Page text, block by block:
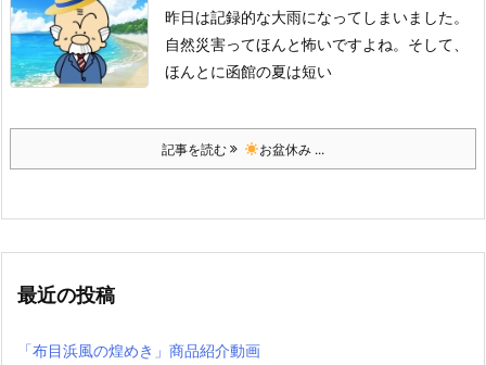
昨日は記録的な大雨になってしまいました。
自然災害ってほんと怖いですよね。 そして、
ほんとに函館の夏は短い
記事を読む お盆休み ...
最近の投稿
「布目浜風の煌めき」商品紹介動画